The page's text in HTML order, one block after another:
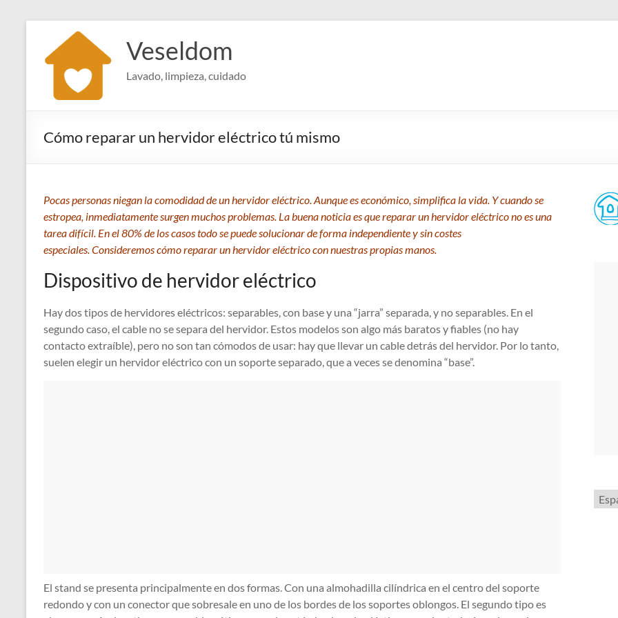
contenido
Veseldom
Lavado, limpieza, cuidado
Cómo reparar un hervidor eléctrico tú mismo
Pocas personas niegan la comodidad de un hervidor eléctrico. Aunque es económico, simplifica la vida. Y cuando se
estropea, inmediatamente surgen muchos problemas. La buena noticia es que reparar un hervidor eléctrico no es una
tarea difícil. En el 80% de los casos todo se puede solucionar de forma independiente y sin costes
especiales. Consideremos cómo reparar un hervidor eléctrico con nuestras propias manos.
Dispositivo de hervidor eléctrico
Hay dos tipos de hervidores eléctricos: separables, con base y una “jarra” separada, y no separables. En el
segundo caso, el cable no se separa del hervidor. Estos modelos son algo más baratos y fiables (no hay
contacto extraíble), pero no son tan cómodos de usar: hay que llevar un cable detrás del hervidor. Por lo tanto,
suelen elegir un hervidor eléctrico con un soporte separado, que a veces se denomina “base”.
El stand se presenta principalmente en dos formas. Con una almohadilla cilíndrica en el centro del soporte
redondo y con un conector que sobresale en uno de los bordes de los soportes oblongos. El segundo tipo es
un